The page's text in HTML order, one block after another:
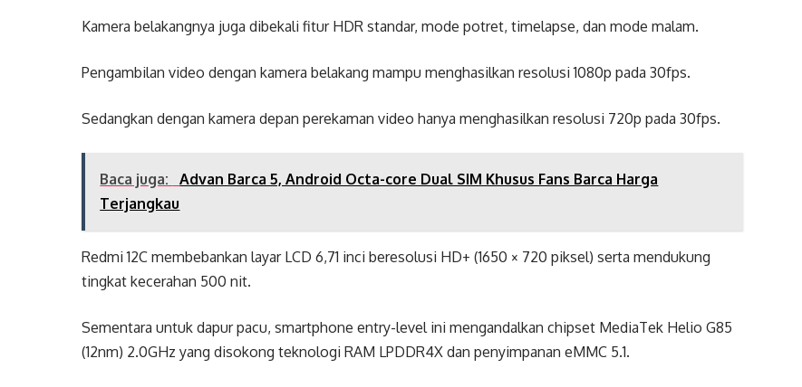
Kamera belakangnya juga dibekali fitur HDR standar, mode potret, timelapse, dan mode malam.
Pengambilan video dengan kamera belakang mampu menghasilkan resolusi 1080p pada 30fps.
Sedangkan dengan kamera depan perekaman video hanya menghasilkan resolusi 720p pada 30fps.
Baca juga:
Advan Barca 5, Android Octa-core Dual SIM Khusus Fans Barca Harga
Terjangkau
Redmi 12C membebankan layar LCD 6,71 inci beresolusi HD+ (1650 × 720 piksel) serta mendukung
tingkat kecerahan 500 nit.
Sementara untuk dapur pacu, smartphone entry-level ini mengandalkan chipset MediaTek Helio G85
(12nm) 2.0GHz yang disokong teknologi RAM LPDDR4X dan penyimpanan eMMC 5.1.